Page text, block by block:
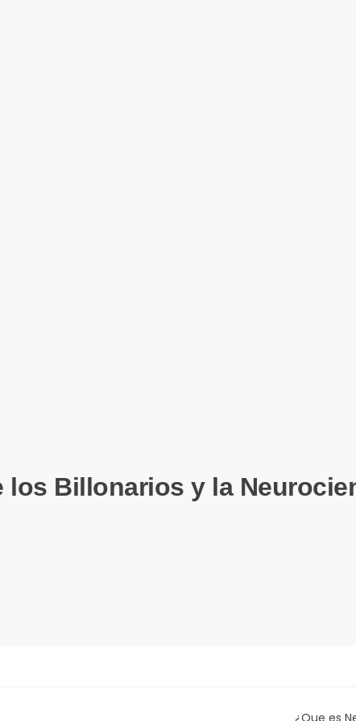
los Billonarios y la
¿Que es